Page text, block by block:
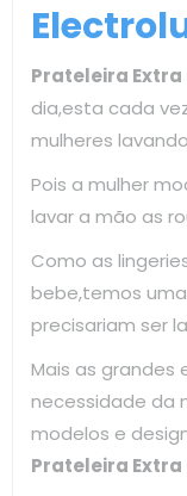
Prateleira Extra
dia,esta cada
mulheres
Pois a mulher
lavar a mão as
Como as
bebe,temos
precisariam ser
Mais as grandes
necessidade da
modelos e
Prateleira